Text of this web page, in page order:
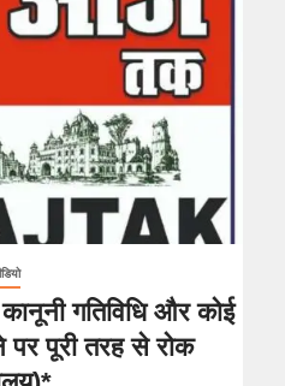
गतिविधि और कोई
पूरी तरह से रोक